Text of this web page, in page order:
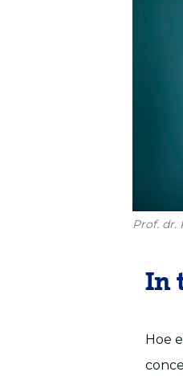
Prof. dr.
In
Hoe